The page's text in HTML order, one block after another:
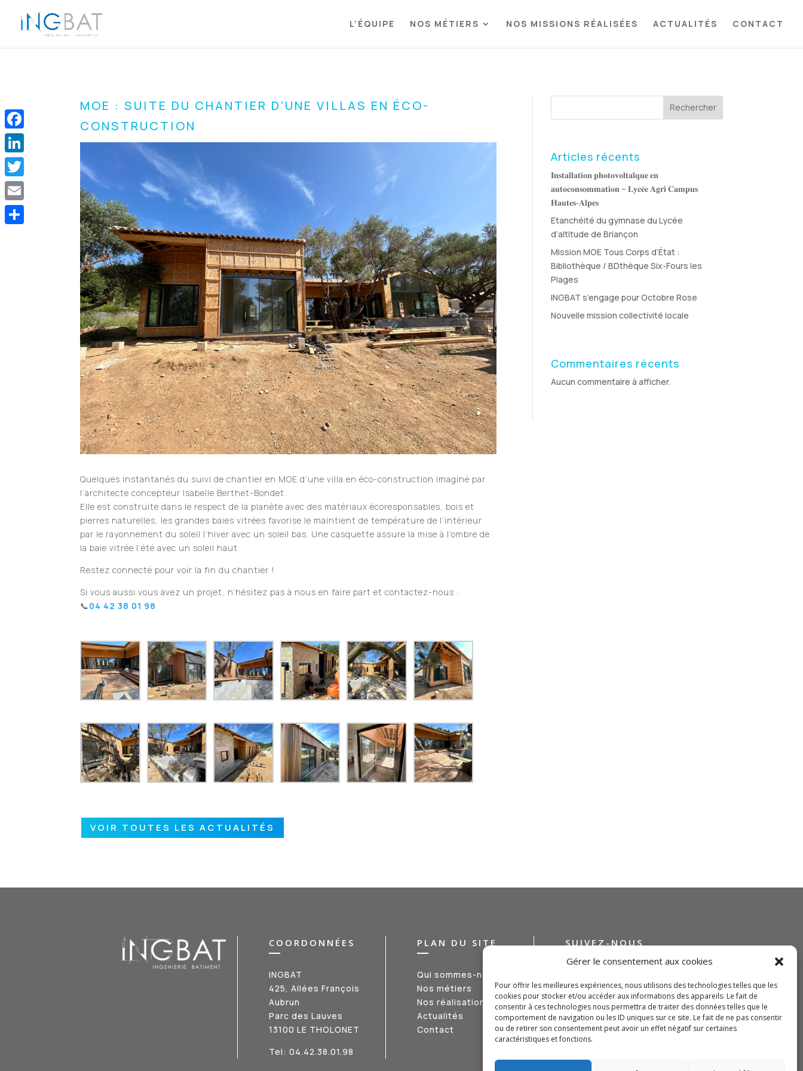
Gérer le consentement aux cookies
Pour offrir les meilleures expériences, nous utilisons des technologies telles que les
cookies pour stocker et/ou accéder aux informations des appareils. Le fait de
consentir à ces technologies nous permettra de traiter des données telles que le
comportement de navigation ou les ID uniques sur ce site. Le fait de ne pas consentir
ou de retirer son consentement peut avoir un effet négatif sur certaines
caractéristiques et fonctions.
L’ÉQUIPE NOS MÉTIERS NOS MISSIONS RÉALISÉES ACTUALITÉS CONTACT
MOE : SUITE DU CHANTIER D’UNE VILLAS EN ÉCO-
CONSTRUCTION
Quelques instantanés du suivi de chantier en MOE d’une villa en éco-construction imaginé par
l’architecte concepteur Isabelle Berthet-Bondet.
Elle est construite dans le respect de la planète avec des matériaux écoresponsables, bois et
pierres naturelles, les grandes baies vitrées favorise le maintient de température de l’intérieur
par le rayonnement du soleil l’hiver avec un soleil bas. Une casquette assure la mise à l’ombre de
la baie vitrée l’été avec un soleil haut.
Restez connecté pour voir la fin du chantier !
Si vous aussi vous avez un projet, n’hésitez pas à nous en faire part et contactez-nous :
📞04 42 38 01 98
VOIR TOUTES LES ACTUALITÉS
Rechercher
Articles récents
𝐈𝐧𝐬𝐭𝐚𝐥𝐥𝐚𝐭𝐢𝐨𝐧 𝐩𝐡𝐨𝐭𝐨𝐯𝐨𝐥𝐭𝐚𝐢̈𝐪𝐮𝐞 𝐞𝐧
𝐚𝐮𝐭𝐨𝐜𝐨𝐧𝐬𝐨𝐦𝐦𝐚𝐭𝐢𝐨𝐧 – 𝐋𝐲𝐜𝐞́𝐞 𝐀𝐠𝐫𝐢 𝐂𝐚𝐦𝐩𝐮𝐬
𝐇𝐚𝐮𝐭𝐞𝐬‑𝐀𝐥𝐩𝐞𝐬
Etanchéité du gymnase du Lycée
d’altitude de Briançon
Mission MOE Tous Corps d’État :
Bibliothèque / BDthèque Six-Fours les
Plages
INGBAT s’engage pour Octobre Rose
Nouvelle mission collectivité locale
Commentaires récents
Aucun commentaire à afficher.
COORDONNÉES
INGBAT
425, Allées François
Aubrun
Parc des Lauves
13100 LE THOLONET
Tel: 04.42.38.01.98
PLAN DU SITE
Qui sommes-nous ?
Nos métiers
Nos réalisations
Actualités
Contact
SUIVEZ-NOUS
Facebook
LinkedIn
Twitter
Email